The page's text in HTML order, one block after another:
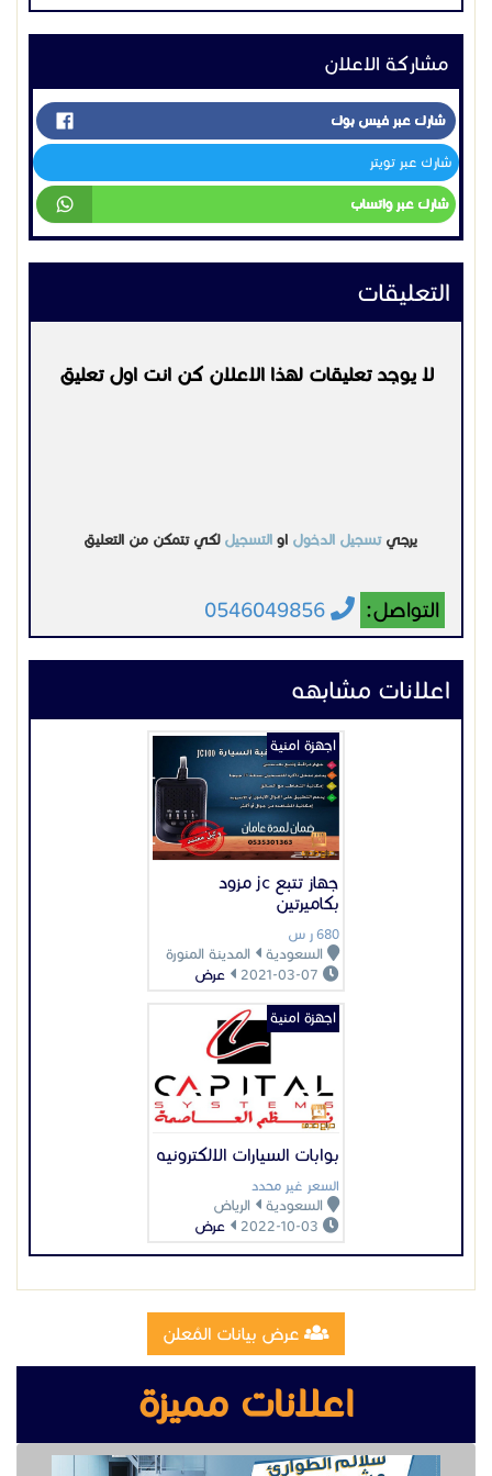
مشاركة الاعلان
شارك عبر فيس بوك
شارك عبر تويتر
شارك عبر واتساب
التعليقات
لا يوجد تعليقات لهذا الاعلان كن انت اول تعليق
يرجيتسجيل الدخول او التسجيل لكي تتمكن من التعليق
التواصل: 0546049856
اعلانات مشابهه
جهاز تتبع jc مزود
بكاميرتين
680 ر س
السعودية
المدينة المنورة
عرض
اجهزة امنية
بوابات السيارات الالكترونيه
السعر غير محدد
السعودية
الرياض
عرض
اجهزة امنية
عرض بيانات المُعلن
اعلانات مميزة